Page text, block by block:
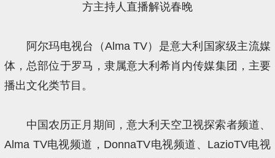
方主持人直播解说春晚
阿尔玛电视台（Alma TV）是意大利国家级主流媒
体，总部位于罗马，隶属意大利希肖内传媒集团，主要
播出文化类节目。
中国农历正月期间，意大利天空卫视探索者频道、
Alma TV电视频道，DonnaTV电视频道、LazioTV电视